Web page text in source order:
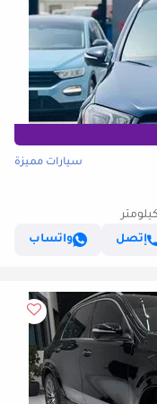
سيارات مميزة
إتصل
واتساب